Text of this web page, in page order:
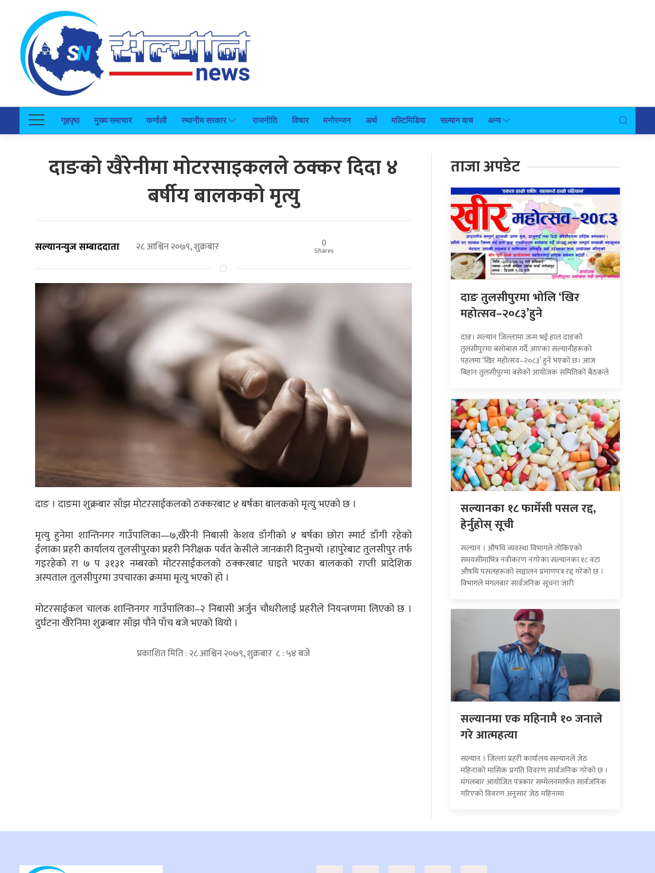
गृहपृष्ठ मुख्य समाचार कर्णाली स्थानीय सरकार राजनीति विचार मनोरन्जन अर्थ मल्टिमिडिया सल्यान वाच अन्य
दाङको खैरेनीमा मोटरसाइकलले ठक्कर दिदा ४
बर्षीय बालकको मृत्यु
सल्यानन्युज सम्बाददाता २८ आश्विन २०७९, शुक्रबार 0
Shares
दाङ । दाङमा शुक्रबार साँझ मोटरसाईकलको ठक्करबाट ४ बर्षका बालकको मृत्यु भएको छ ।
मृत्यु हुनेमा शान्तिनगर गाउँपालिका—७,खैरेनी निबासी केशव डाँगीको ४ बर्षका छोरा स्मार्ट डाँगी रहेको
ईलाका प्रहरी कार्यालय तुलसीपुरका प्रहरी निरीक्षक पर्वत केसीले जानकारी दिनुभयो ।हापुरेबाट तुलसीपुर तर्फ
गइरहेको रा ७ प ३१३१ नम्बरको मोटरसाईकलको ठक्करबाट घाइते भएका बालकको राप्ती प्रादेशिक
अस्पताल तुलसीपुरमा उपचारका क्रममा मृत्यु भएको हो ।
मोटरसाईकल चालक शान्तिनगर गाउँपालिका–२ निबासी अर्जुन चौधरीलाई प्रहरीले नियन्त्रणमा लिएको छ ।
दुर्घटना खैरेनिमा शुक्रबार साँझ पौने पाँच बजे भएको थियो ।
प्रकाशित मिति : २८ आश्विन २०७९, शुक्रबार ८ : ५४ बजे
ताजा अपडेट
दाङ तुलसीपुरमा भोलि ‘खिर
महोत्सव–२०८३’हुने
दाङ। सल्यान जिल्लामा जन्म भई हाल दाङको
तुलसीपुरमा बसोबास गर्दै आएका सल्यानीहरूको
पहलमा ‘खिर महोत्सव–२०८३’ हुने भएको छ। आज
बिहान तुलसीपुरमा बसेको आयोजक समितिको बैठकले
सल्यानका १८ फार्मेसी पसल रद्द,
हेर्नुहोस् सूची
सल्यान । औषधि व्यवस्था विभागले तोकिएको
समयसीमाभित्र नवीकरण नगरेका सल्यानका १८ वटा
औषधि पसलहरूको सञ्चालन प्रमाणपत्र रद्द गरेको छ ।
विभागले मंगलबार सार्वजनिक सूचना जारी
सल्यानमा एक महिनामै १० जनाले
गरे आत्महत्या
सल्यान । जिल्ला प्रहरी कार्यालय सल्यानले जेठ
महिनाको मासिक प्रगति विवरण सार्वजनिक गरेको छ ।
मंगलबार आयोजित पत्रकार सम्मेलनमार्फत सार्वजनिक
गरिएको विवरण अनुसार जेठ महिनामा